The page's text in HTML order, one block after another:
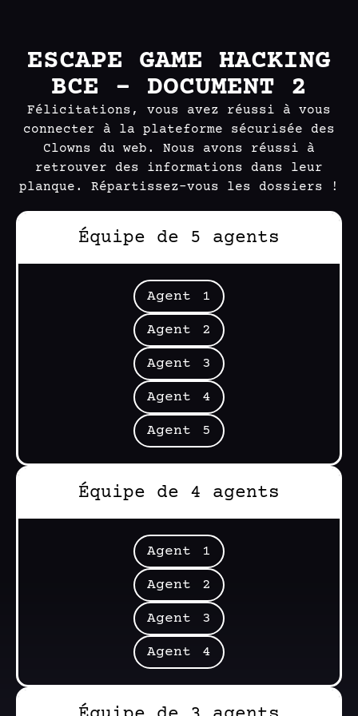
ESCAPE GAME HACKING
BCE – DOCUMENT 2
Félicitations, vous avez réussi à vous
connecter à la plateforme sécurisée des
Clowns du web. Nous avons réussi à
retrouver des informations dans leur
planque. Répartissez-vous les dossiers !
Équipe de 5 agents
Agent 1
Agent 2
Agent 3
Agent 4
Agent 5
Équipe de 4 agents
Agent 1
Agent 2
Agent 3
Agent 4